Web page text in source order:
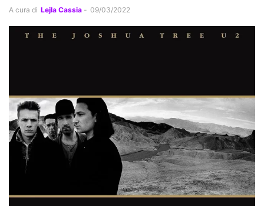
A cura di Lejla Cassia - 09/03/2022